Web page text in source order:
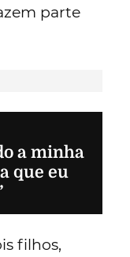
parte
a minha
que eu
filhos,